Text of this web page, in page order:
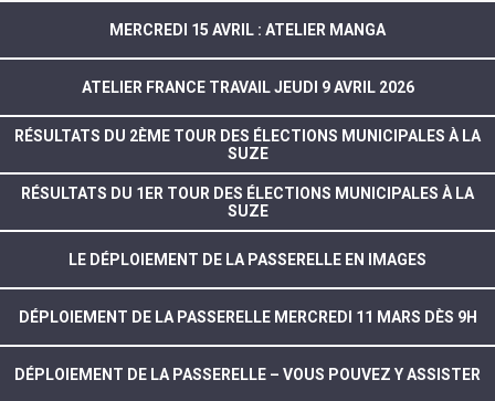
MERCREDI 15 AVRIL : ATELIER MANGA
ATELIER FRANCE TRAVAIL JEUDI 9 AVRIL 2026
RÉSULTATS DU 2ÈME TOUR DES ÉLECTIONS MUNICIPALES À LA
SUZE
RÉSULTATS DU 1ER TOUR DES ÉLECTIONS MUNICIPALES À LA
SUZE
LE DÉPLOIEMENT DE LA PASSERELLE EN IMAGES
DÉPLOIEMENT DE LA PASSERELLE MERCREDI 11 MARS DÈS 9H
DÉPLOIEMENT DE LA PASSERELLE – VOUS POUVEZ Y ASSISTER